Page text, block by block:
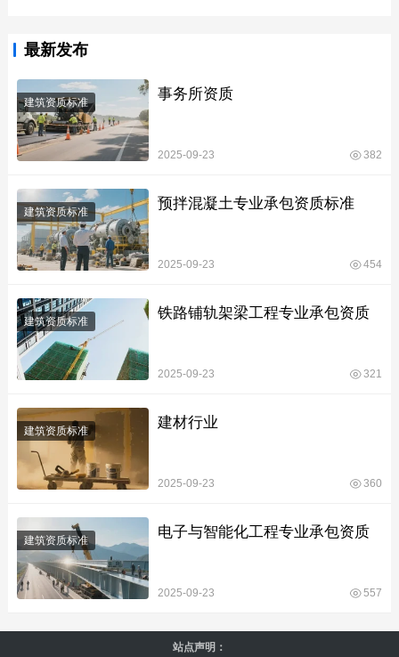
最新发布
建筑资质标准 事务所资质
2025-09-23 382
建筑资质标准 预拌混凝土专业承包资质标准
2025-09-23 454
建筑资质标准 铁路铺轨架梁工程专业承包资质
2025-09-23 321
建筑资质标准 建材行业
2025-09-23 360
建筑资质标准 电子与智能化工程专业承包资质
2025-09-23 557
站点声明：